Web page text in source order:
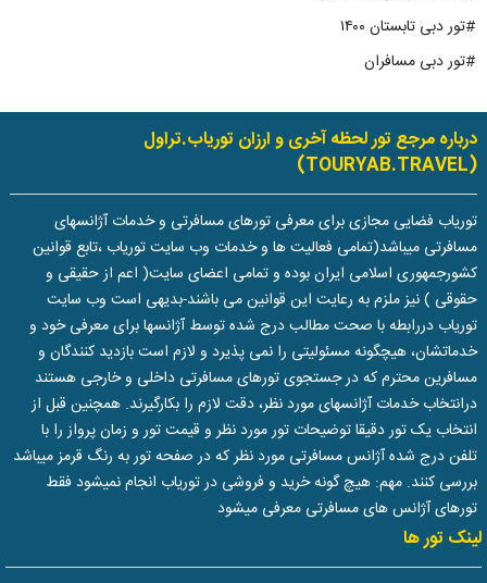
#تور دبی تابستان ۱۴۰۰
#تور دبی مسافران
درباره مرجع تور لحظه آخری و ارزان توریاب.تراول
(TOURYAB.TRAVEL)
توریاب فضایی مجازی برای معرفی تورهای مسافرتی و خدمات آژانسهای
مسافرتی میباشد(تمامی فعالیت ها و خدمات وب سایت توریاب ،تابع قوانین
کشورجمهوری اسلامی ایران بوده و تمامی اعضای سایت( اعم از حقیقی و
حقوقی ) نیز ملزم به رعایت این قوانین می باشند-بدیهی است وب سایت
توریاب دررابطه با صحت مطالب درج شده توسط آژانسها برای معرفی خود و
خدماتشان، هیچگونه مسئولیتی را نمی پذیرد و لازم است بازدید کنندگان و
مسافرین محترم که در جستجوی تورهای مسافرتی داخلی و خارجی هستند
درانتخاب خدمات آژانسهای مورد نظر، دقت لازم را بکارگیرند. همچنین قبل از
انتخاب یک تور دقیقا توضیحات تور مورد نظر و قیمت تور و زمان پرواز را با
تلفن درج شده آژانس مسافرتی مورد نظر که در صفحه تور به رنگ قرمز میباشد
بررسی کنند. مهم: هیچ گونه خرید و فروشی در توریاب انجام نمیشود فقط
تورهای آژانس های مسافرتی معرفی میشود
لینک تور ها